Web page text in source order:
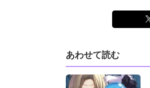
あわせて読む